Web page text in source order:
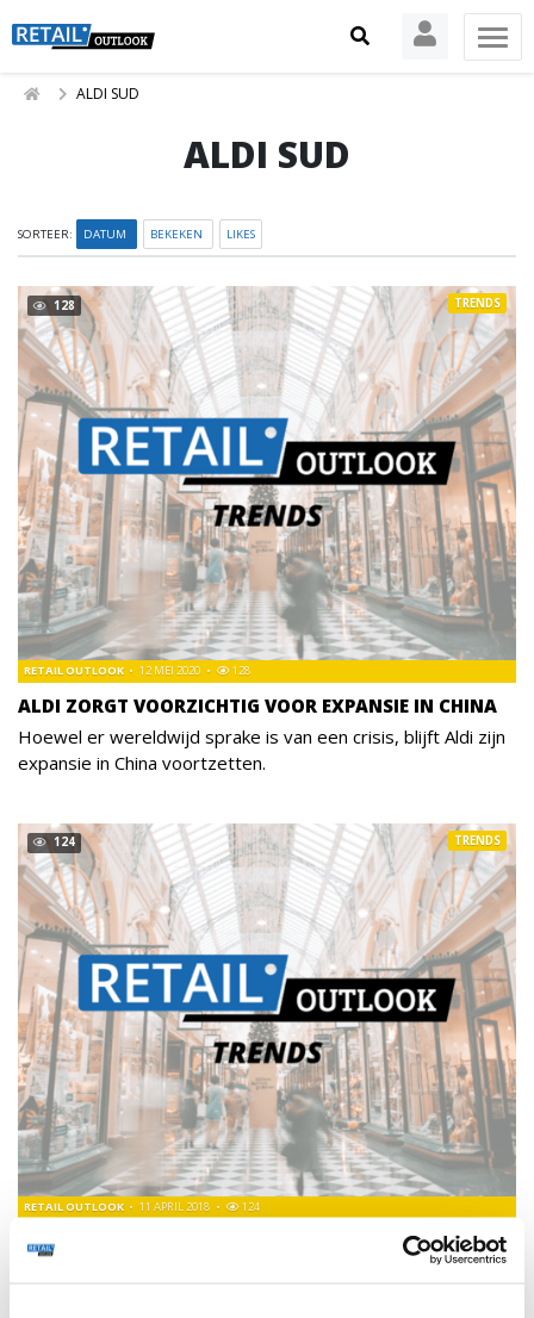
ALDI SUD
ALDI SUD
SORTEER: DATUM BEKEKEN LIKES
128
ALDI ZORGT VOORZICHTIG VOOR EXPANSIE IN CHINA
RETAIL OUTLOOK 12 MEI 2020 128
TRENDS
Hoewel er wereldwijd sprake is van een crisis, blijft Aldi zijn
expansie in China voortzetten.
124
ALDI SÜD LANCEERT INSPIRATIEPLATFORM
RETAIL OUTLOOK 11 APRIL 2018 124
TRENDS
Aldi Süd wil zijn merk versterken door inspiratie voor het